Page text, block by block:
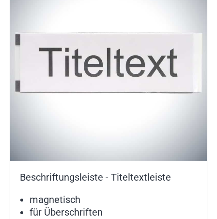
Beschriftungsleiste - Titeltextleiste
magnetisch
für Überschriften